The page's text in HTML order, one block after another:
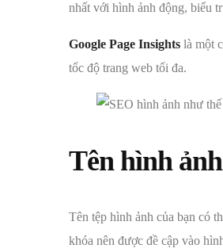
nhất với hình ảnh động, biểu
Google Page Insights là một
tốc độ trang web tối đa.
Tên hình ảnh
Tên tệp hình ảnh của bạn có
khóa nên được đề cập vào